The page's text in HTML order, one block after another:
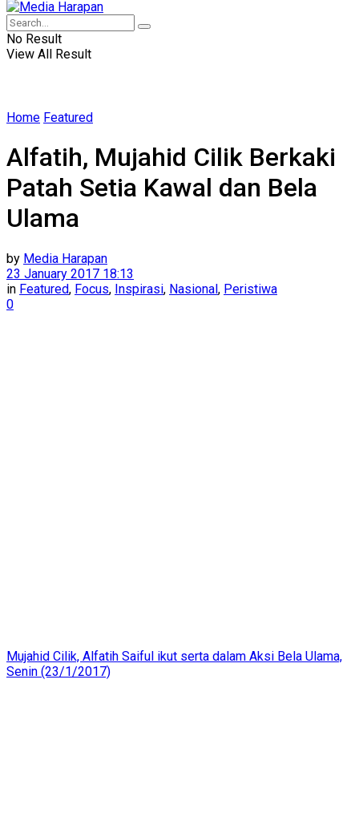
No Result
View All Result
Home Featured
Alfatih, Mujahid Cilik Berkaki
Patah Setia Kawal dan Bela
Ulama
by Media Harapan
23 January 2017 18:13
in Featured, Focus, Inspirasi, Nasional, Peristiwa
0
Mujahid Cilik, Alfatih Saiful ikut serta dalam Aksi Bela Ulama,
Senin (23/1/2017)